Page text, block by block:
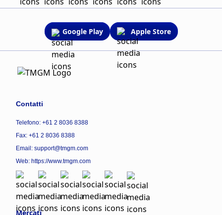
Google Play Apple Store
Contatti
Telefono: +61 2 8036 8388
Fax: +61 2 8036 8388
Email: support@tmgm.com
Web: https://www.tmgm.com
Mercati